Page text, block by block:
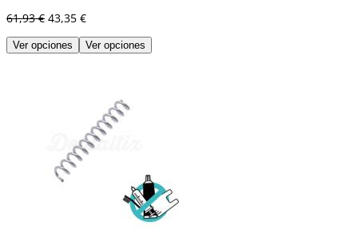
61,93 € 43,35 €
Ver opciones Ver opciones